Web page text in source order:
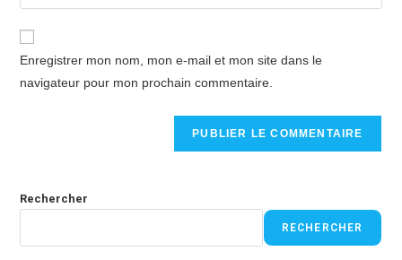
Enregistrer mon nom, mon e-mail et mon site dans le
navigateur pour mon prochain commentaire.
Rechercher
RECHERCHER